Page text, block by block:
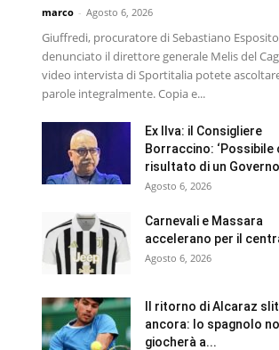
marco - Agosto 6, 2026
Giuffredi, procuratore di Sebastiano
denunciato il direttore generale Melis del
video intervista di Sportitalia potete
parole integralmente. Copia e...
Ex Ilva: il Consigliere
Borraccino: ‘Possibile
risultato di un
Agosto 6, 2026
Carnevali e Massara
accelerano per il
Agosto 6, 2026
Il ritorno di Alcaraz
ancora: lo spagnolo
giocherà a...